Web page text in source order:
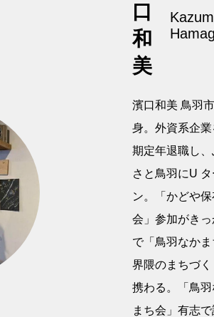
口
和
美
濱口和美 鳥羽
身。外資系企業
期定年退職し、
さと鳥羽にU タ
ン。「かどや保
会」参加がきっ
で「鳥羽なか
界隈のまちづく
携わる。「鳥羽
まち会」有志